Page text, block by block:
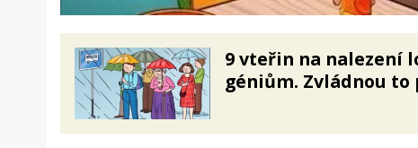
9 vteřin na nalezení
géniům. Zvládnou to